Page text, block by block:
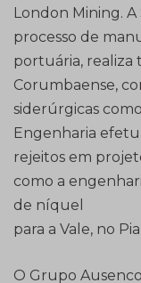
London Mining.
processo de
portuária, realiza
Corumbaense,
siderúrgicas
Engenharia
rejeitos em
como a
de níquel
para a Vale, no
O Grupo